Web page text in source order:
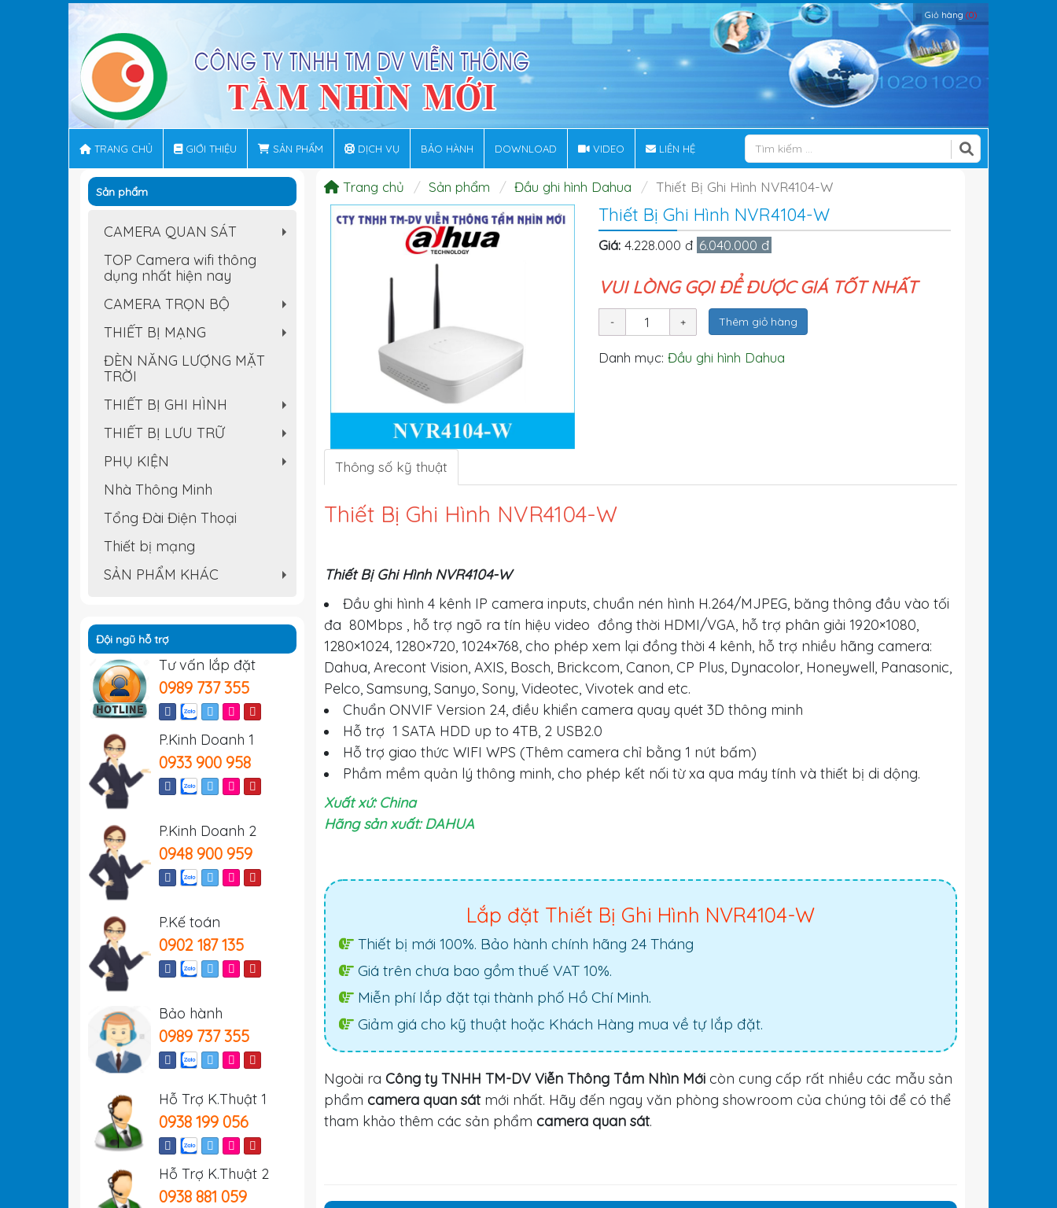
Giỏ hàng (0)
TRANG CHỦ GIỚI THIỆU SẢN PHẨM DỊCH VỤ BẢO HÀNH DOWNLOAD VIDEO LIÊN HỆ
Trang chủ Sản phẩm Đầu ghi hình Dahua Thiết Bị Ghi Hình NVR4104-W
Thiết Bị Ghi Hình NVR4104-W
Giá: 4.228.000 đ 6.040.000 đ
VUI LÒNG GỌI ĐỂ ĐƯỢC GIÁ TỐT NHẤT
Thêm giỏ hàng
Danh mục:Đầu ghi hình Dahua
Thông số kỹ thuật
Thiết Bị Ghi Hình NVR4104-W
Thiết Bị Ghi Hình NVR4104-W
Đầu ghi hình 4 kênh IP camera inputs, chuẩn nén hình H.264/MJPEG, băng thông đầu vào tối
đa 80Mbps , hỗ trợ ngõ ra tín hiệu video đồng thời HDMI/VGA, hỗ trợ phân giải 1920×1080,
1280×1024, 1280×720, 1024×768, cho phép xem lại đồng thời 4 kênh, hỗ trợ nhiều hãng camera:
Dahua, Arecont Vision, AXIS, Bosch, Brickcom, Canon, CP Plus, Dynacolor, Honeywell, Panasonic,
Pelco, Samsung, Sanyo, Sony, Videotec, Vivotek and etc.
Chuẩn ONVIF Version 2.4, điều khiển camera quay quét 3D thông minh
Hỗ trợ 1 SATA HDD up to 4TB, 2 USB2.0
Hỗ trợ giao thức WIFI WPS (Thêm camera chỉ bằng 1 nút bấm)
Phầm mềm quản lý thông minh, cho phép kết nối từ xa qua máy tính và thiết bị di dộng.
Xuất xứ: China
Hãng sản xuất: DAHUA
Lắp đặt Thiết Bị Ghi Hình NVR4104-W
Thiết bị mới 100%. Bảo hành chính hãng 24 Tháng
Giá trên chưa bao gồm thuế VAT 10%.
Miễn phí lắp đặt tại thành phố Hồ Chí Minh.
Giảm giá cho kỹ thuật hoặc Khách Hàng mua về tự lắp đặt.
Ngoài ra Công ty TNHH TM-DV Viễn Thông Tầm Nhìn Mới còn cung cấp rất nhiều các mẫu sản
phẩm camera quan sátmới nhất. Hãy đến ngay văn phòng showroom của chúng tôi để có thể
tham khảo thêm các sản phẩm camera quan sát.
Sản phẩm
CAMERA QUAN SÁT
TOP Camera wifi thông
dụng nhất hiện nay
CAMERA TRỌN BỘ
THIẾT BỊ MẠNG
ĐÈN NĂNG LƯỢNG MẶT
TRỜI
THIẾT BỊ GHI HÌNH
THIẾT BỊ LƯU TRỮ
PHỤ KIỆN
Nhà Thông Minh
Tổng Đài Điện Thoại
Thiết bị mạng
SẢN PHẨM KHÁC
Đội ngũ hỗ trợ
Tư vấn lắp đặt
0989 737 355
P.Kinh Doanh 1
0933 900 958
P.Kinh Doanh 2
0948 900 959
P.Kế toán
0902 187 135
Bảo hành
0989 737 355
Hỗ Trợ K.Thuật 1
0938 199 056
Hỗ Trợ K.Thuật 2
0938 881 059